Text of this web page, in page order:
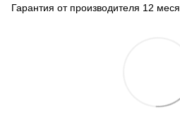
Гарантия от производителя 12